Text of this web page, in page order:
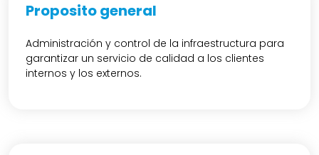
Proposito general
Administración y control de la infraestructura para
garantizar un servicio de calidad a los clientes
internos y los externos.